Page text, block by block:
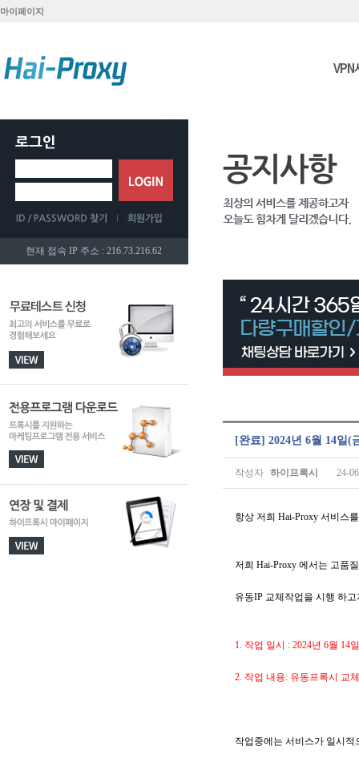
마이페이지
VPN
현재 접속 IP 주소 : 216.73.216.62
[완료] 2024년 6월 14일(
작성자 하이프록시 24-
항상 저희 Hai-Proxy 서비스
저희 Hai-Proxy 에서는 고품
유동IP 교체작업을 시행 하
1. 작업 일시 : 2024년 6월 14
2. 작업 내용: 유동프록시 교
작업중에는 서비스가 일시